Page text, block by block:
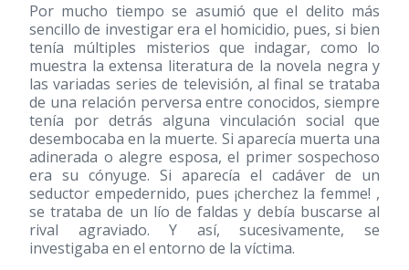
Por mucho tiempo se asumió que el delito más
sencillo de investigar era el homicidio, pues, si bien
tenía múltiples misterios que indagar, como lo
muestra la extensa literatura de la novela negra y
las variadas series de televisión, al final se trataba
de una relación perversa entre conocidos, siempre
tenía por detrás alguna vinculación social que
desembocaba en la muerte. Si aparecía muerta una
adinerada o alegre esposa, el primer sospechoso
era su cónyuge. Si aparecía el cadáver de un
seductor empedernido, pues ¡cherchez la femme! ,
se trataba de un lío de faldas y debía buscarse al
rival agraviado. Y así, sucesivamente, se
investigaba en el entorno de la víctima.